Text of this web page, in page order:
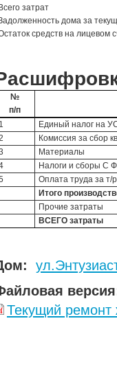
затрат
дома за
средств на лицевом
№
п/п
1
Единый налог на
Комиссия за сбор
Материалы
Налоги и сборы С
Оплата труда за т/р
Итого
Прочие затраты
ВСЕГО затраты
Текущий ремонт